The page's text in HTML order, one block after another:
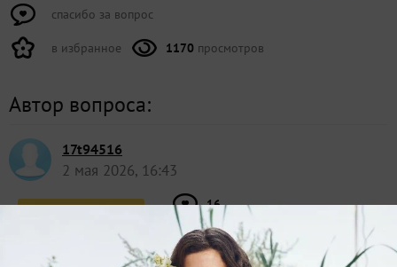
спасибо за вопрос
в избранное 1170 просмотров
Автор вопроса:
17t94516
2 мая 2026, 16:43
16